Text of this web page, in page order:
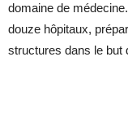
domaine de
douze hôpitaux,
structures dans le but